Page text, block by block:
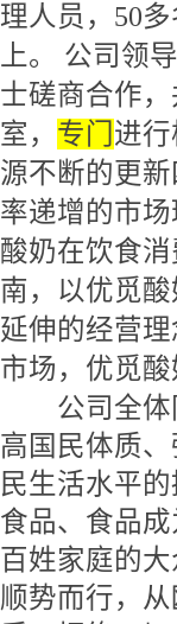
理人员，50
上。 公司领
士磋商合作
室， 专门 进
源不断的更
率递增的市
酸奶在饮食
南，以优觅
延伸的经营
市场，优觅
公司全体同
高国民体质
民生活水平
食品、食品
百姓家庭的
顺势而行，